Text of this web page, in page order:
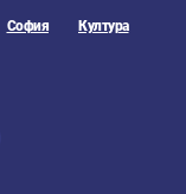
София Култура